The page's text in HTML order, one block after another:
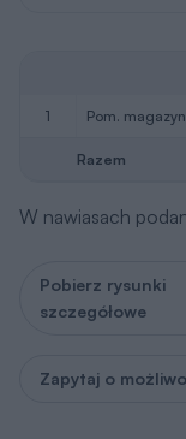
1 pom.
Razem
W nawiasach
Pobierz rysunki
szczegółowe
Zapytaj o